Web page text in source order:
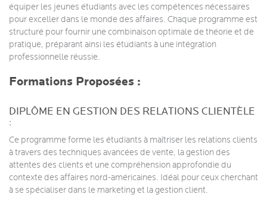
équiper les jeunes étudiants avec les compétences nécessaires
pour exceller dans le monde des affaires. Chaque programme est
structuré pour fournir une combinaison optimale de théorie et de
pratique, préparant ainsi les étudiants à une intégration
professionnelle réussie.
Formations Proposées :
DIPLÔME EN GESTION DES RELATIONS CLIENTÈLE
:
Ce programme forme les étudiants à maîtriser les relations clients
à travers des techniques avancées de vente, la gestion des
attentes des clients et une compréhension approfondie du
contexte des affaires nord-américaines. Idéal pour ceux cherchant
à se spécialiser dans le marketing et la gestion client.